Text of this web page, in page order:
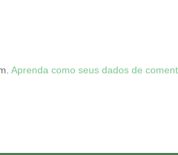
Aprenda como seus dados de